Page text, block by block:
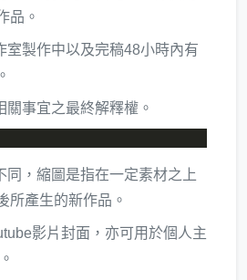
品。
室製作中以及完稿48小時內有
關事宜之最終解釋權。
同，縮圖是指在一定素材之上
所產生的新作品。
影片封面，亦可用於個人主